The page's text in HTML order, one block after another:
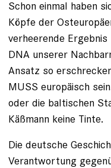
Schon einmal haben
Köpfe der
verheerende
DNA unserer
Ansatz so
MUSS europäisch
oder die baltischen
Käßmann keine Tinte.
Die deutsche
Verantwortung